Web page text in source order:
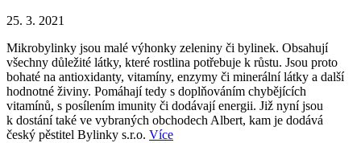
25. 3. 2021
Mikrobylinky jsou malé výhonky zeleniny či bylinek. Obsahují
všechny důležité látky, které rostlina potřebuje k růstu. Jsou proto
bohaté na antioxidanty, vitamíny, enzymy či minerální látky a další
hodnotné živiny. Pomáhají tedy s doplňováním chybějících
vitamínů, s posílením imunity či dodávají energii. Již nyní jsou
k dostání také ve vybraných obchodech Albert, kam je dodává
český pěstitel Bylinky s.r.o. Více